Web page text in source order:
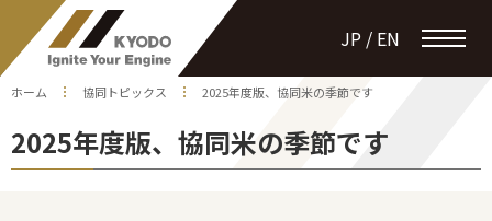
JP / EN
ホーム 協同トピックス 2025年度版、協同米の季節です
2025年度版、協同米の季節です